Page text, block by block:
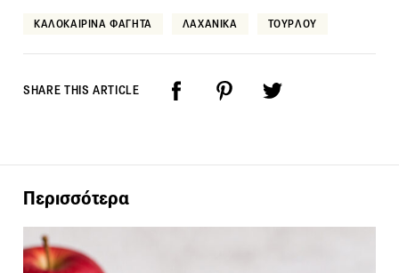
ΚΑΛΟΚΑΙΡΙΝΑ ΦΑΓΗΤΑ ΛΑΧΑΝΙΚΑ ΤΟΥΡΛΟΥ
SHARE THIS ARTICLE
Περισσότερα